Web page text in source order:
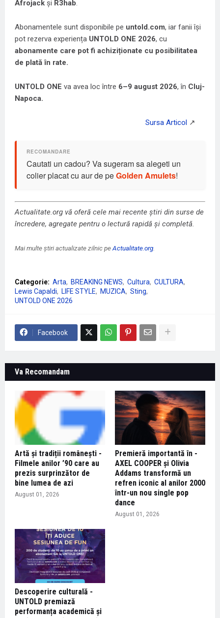
Afrojack și R3hab.
Abonamentele sunt disponibile pe untold.com, iar fanii își
pot rezerva experiența UNTOLD ONE 2026, cu
abonamente care pot fi achiziționate cu posibilitatea
de plată în rate.
UNTOLD ONE va avea loc între 6–9 august 2026, în Cluj-
Napoca.
Cautati un cadou? Va sugeram sa alegeti un
colier placat cu aur de peGolden Amulets!
Actualitate.org vă oferă cele mai recente știri din surse de
încredere, agregate pentru o lectură rapidă și completă.
Mai multe știri actualizate zilnic peActualitate.org
Categorie: Arta BREAKING NEWS Cultura
CULTURA
Lewis Capaldi
LIFE STYLE MUZICA
Sting
UNTOLD ONE 2026
Facebook
Va Recomandam
Artă și tradiții românești -
Filmele anilor ’90 care au
prezis surprinzător de
bine lumea de azi
August 01, 2026
Premieră importantă în -
AXEL COOPER și Olivia
Addams transformă un
refren iconic al anilor 2000
într-un nou single pop
dance
August 01, 2026
Descoperire culturală -
UNTOLD premiază
performanța academică și